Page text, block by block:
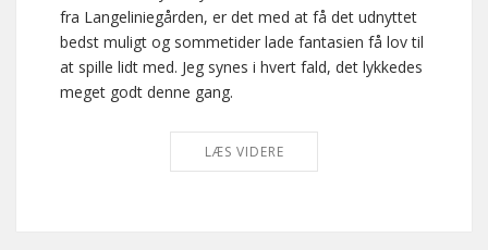
fra Langeliniegården, er det med at få det udnyttet
bedst muligt og sommetider lade fantasien få lov til
at spille lidt med. Jeg synes i hvert fald, det lykkedes
meget godt denne gang.
LÆS VIDERE